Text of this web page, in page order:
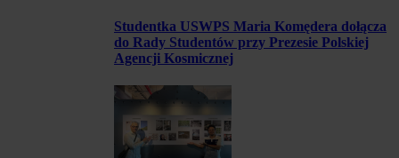
Studentka USWPS Maria Komędera dołącza
do Rady Studentów przy Prezesie Polskiej
Agencji Kosmicznej